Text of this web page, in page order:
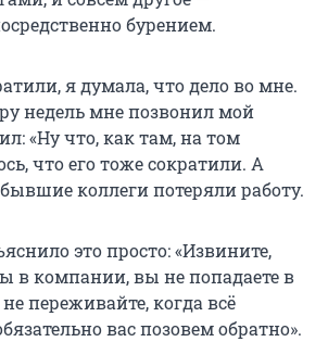
бурением.
я думала, что дело во мне.
недель мне позвонил мой
«Ну что, как там, на том
что его тоже сократили. А
коллеги потеряли работу.
это просто: «Извините,
в компании, вы не попадаете в
переживайте, когда всё
вас позовем обратно».